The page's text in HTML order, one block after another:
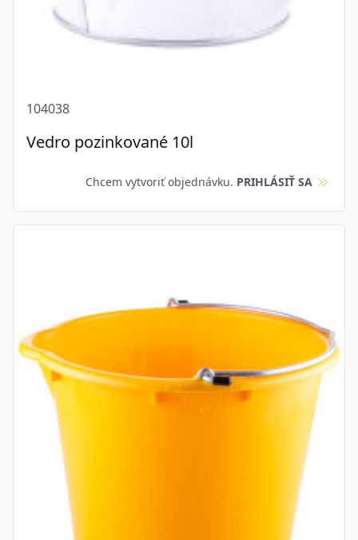
104038
Vedro pozinkované 10l
Chcem vytvoriť objednávku. PRIHLÁSIŤ SA